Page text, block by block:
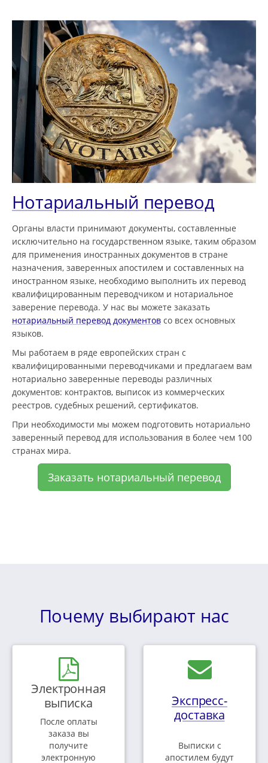
Нотариальный перевод
Органы власти принимают документы, составленные
исключительно на государственном языке, таким образом
для применения иностранных документов в стране
назначения, заверенных апостилем и составленных на
иностранном языке, необходимо выполнить их перевод
квалифицированным переводчиком и нотариальное
заверение перевода. У нас вы можете заказать
нотариальный перевод документов со всех основных
языков.
Мы работаем в ряде европейских стран с
квалифицированными переводчиками и предлагаем вам
нотариально заверенные переводы различных
документов: контрактов, выписок из коммерческих
реестров, судебных решений, сертификатов.
При необходимости мы можем подготовить нотариально
заверенный перевод для использования в более чем 100
странах мира.
Заказать нотариальный перевод
Почему выбирают нас
Электронная
выписка
После оплаты
заказа вы
получите
электронную
Экспресс-
доставка
Выписки с
апостилем будут